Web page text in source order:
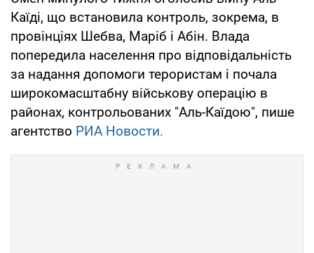
Каїді, що встановила контроль, зокрема, в
провінціях Шебва, Маріб і Абін. Влада
попередила населення про відповідальність
за надання допомоги терористам і почала
широкомасштабну військову операцію в
районах, контрольованих "Аль-Каїдою", пише
агентство РИА Новости.